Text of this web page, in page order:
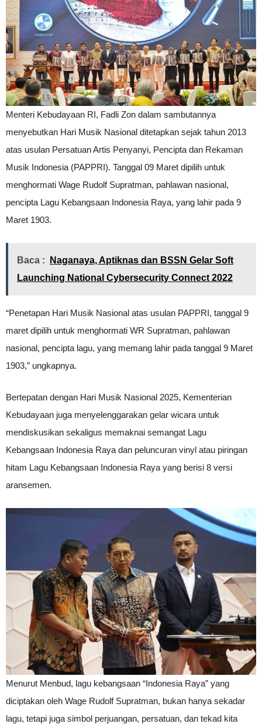
Menteri Kebudayaan RI, Fadli Zon dalam sambutannya
menyebutkan Hari Musik Nasional ditetapkan sejak tahun 2013
atas usulan Persatuan Artis Penyanyi, Pencipta dan Rekaman
Musik Indonesia (PAPPRI). Tanggal 09 Maret dipilih untuk
menghormati Wage Rudolf Supratman, pahlawan nasional,
pencipta Lagu Kebangsaan Indonesia Raya, yang lahir pada 9
Maret 1903.
Baca :
Naganaya, Aptiknas dan BSSN Gelar Soft
Launching National Cybersecurity Connect 2022
“Penetapan Hari Musik Nasional atas usulan PAPPRI, tanggal 9
maret dipilih untuk menghormati WR Supratman, pahlawan
nasional, pencipta lagu, yang memang lahir pada tanggal 9 Maret
1903,” ungkapnya.
Bertepatan dengan Hari Musik Nasional 2025, Kementerian
Kebudayaan juga menyelenggarakan gelar wicara untuk
mendiskusikan sekaligus memaknai semangat Lagu
Kebangsaan Indonesia Raya dan peluncuran vinyl atau piringan
hitam Lagu Kebangsaan Indonesia Raya yang berisi 8 versi
aransemen.
Menurut Menbud, lagu kebangsaan “Indonesia Raya” yang
diciptakan oleh Wage Rudolf Supratman, bukan hanya sekadar
lagu, tetapi juga simbol perjuangan, persatuan, dan tekad kita